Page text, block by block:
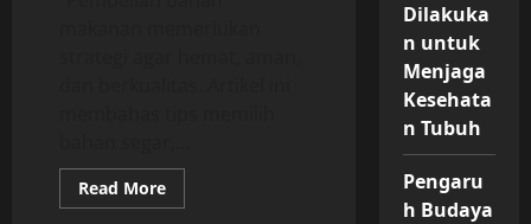
Read MoreRead
more
Dilakuka
n untuk
Menjaga
Kesehata
n Tubuh
Pengaru
h Budaya